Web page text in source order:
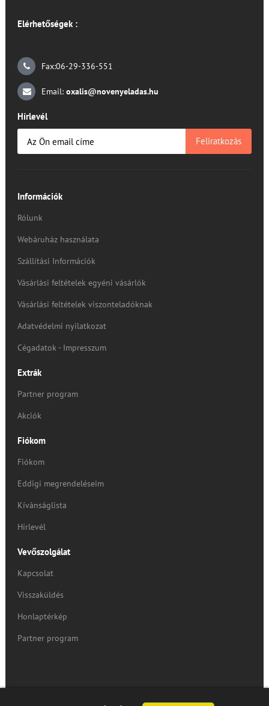
Elérhetőségek :
Fax:06-29-336-551
Email: oxalis@novenyeladas.hu
Hírlevél
Feliratkozás
Információk
Rólunk
Webáruház használata
Szállítási Információk
Vásárlási feltételek egyéni vásárlók
Vásárlási feltételek viszonteladóknak
Adatvédelmi nyilatkozat
Cégadatok - Impresszum
Extrák
Partner program
Akciók
Fiókom
Fiókom
Eddigi megrendeléseim
Kívánságlista
Hírlevél
Vevőszolgálat
Kapcsolat
Visszaküldés
Honlaptérkép
Partner program